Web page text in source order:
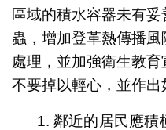
區域的積水容器未有
蟲，增加登革熱傳播
處理，並加強衛生教
不要掉以輕心，並作出
1. 鄰近的居民應積